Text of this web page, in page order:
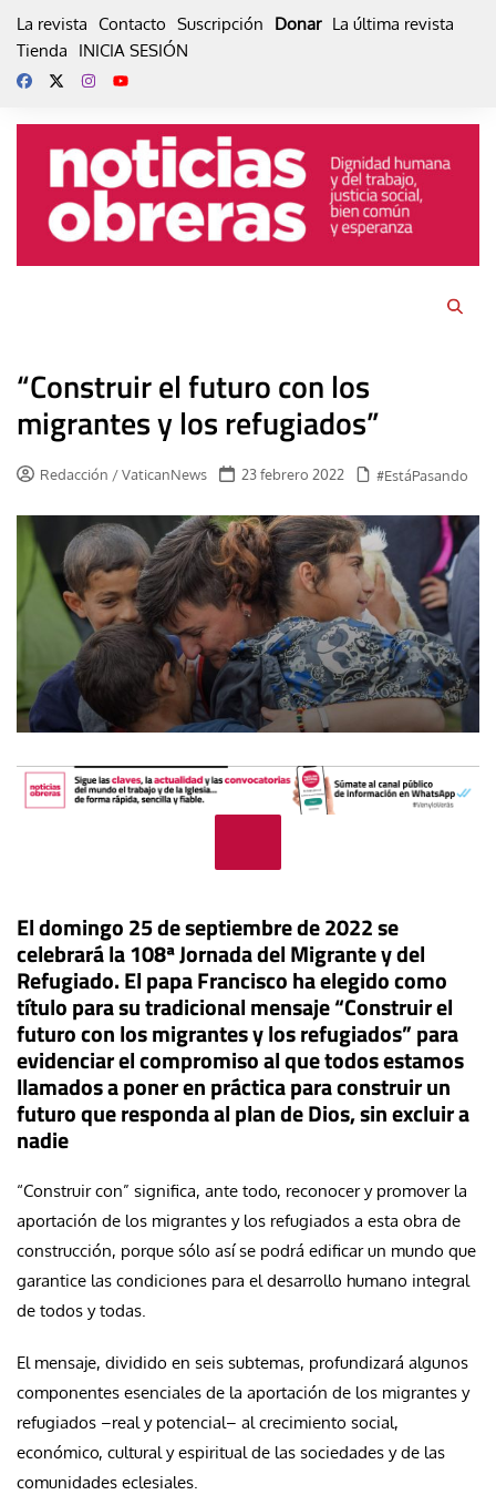
La revista Contacto Suscripción Donar La última revista
Tienda
INICIA SESIÓN
“Construir el futuro con los
migrantes y los refugiados”
Redacción / VaticanNews 23 febrero 2022 #EstáPasando
El domingo 25 de septiembre de 2022 se
celebrará la108ª Jornada del Migrante y del
Refugiado. El papa Francisco ha elegido como
título para su tradicional mensaje “Construir el
futuro con los migrantes y los refugiados” para
evidenciar el compromiso al que todos estamos
llamados a poner en práctica para construir un
futuro que responda al plan de Dios, sin excluir a
nadie
“Construir con” significa, ante todo, reconocer y promover la
aportación de los migrantes y los refugiados a esta obra de
construcción, porque sólo así se podrá edificar un mundo que
garantice las condiciones para el desarrollo humano integral
de todos y todas.
El mensaje, dividido en seis subtemas, profundizará algunos
componentes esenciales de la aportación de los migrantes y
refugiados –real y potencial– al crecimiento social,
económico, cultural y espiritual de las sociedades y de las
comunidades eclesiales.